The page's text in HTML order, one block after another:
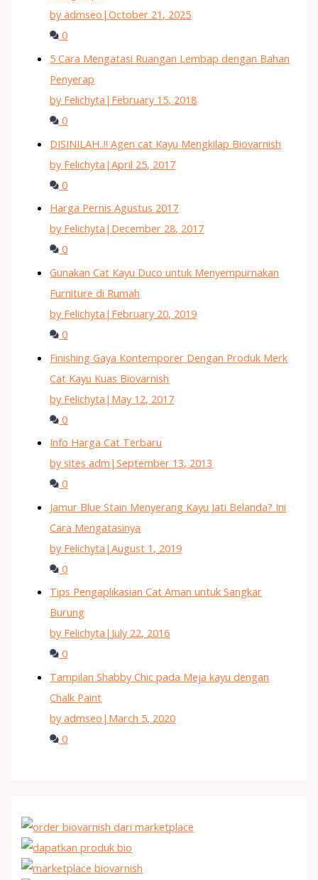
by admseo |October 21, 2025
0
5 Cara Mengatasi Ruangan Lembap dengan Bahan
Penyerap
by Felichyta | February 15, 2018
0
DISINILAH..!! Agen cat Kayu Mengkilap Biovarnish
by Felichyta |April 25, 2017
0
Harga Pernis Agustus 2017
by Felichyta | December 28, 2017
0
Gunakan Cat Kayu Duco untuk Menyempurnakan
Furniture di Rumah
by Felichyta | February 20, 2019
0
Finishing Gaya Kontemporer Dengan Produk Merk
Cat Kayu Kuas Biovarnish
by Felichyta | May 12, 2017
0
Info Harga Cat Terbaru
by sites adm |September 13, 2013
0
Jamur Blue Stain Menyerang Kayu Jati Belanda? Ini
Cara Mengatasinya
by Felichyta |August 1, 2019
0
Tips Pengaplikasian Cat Aman untuk Sangkar
Burung
by Felichyta | July 22, 2016
0
Tampilan Shabby Chic pada Meja kayu dengan
Chalk Paint
by admseo | March 5, 2020
0